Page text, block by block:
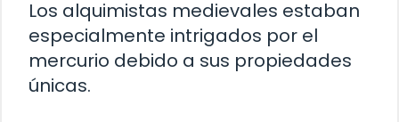
Los alquimistas medievales estaban
especialmente intrigados por el
mercurio debido a sus propiedades
únicas.